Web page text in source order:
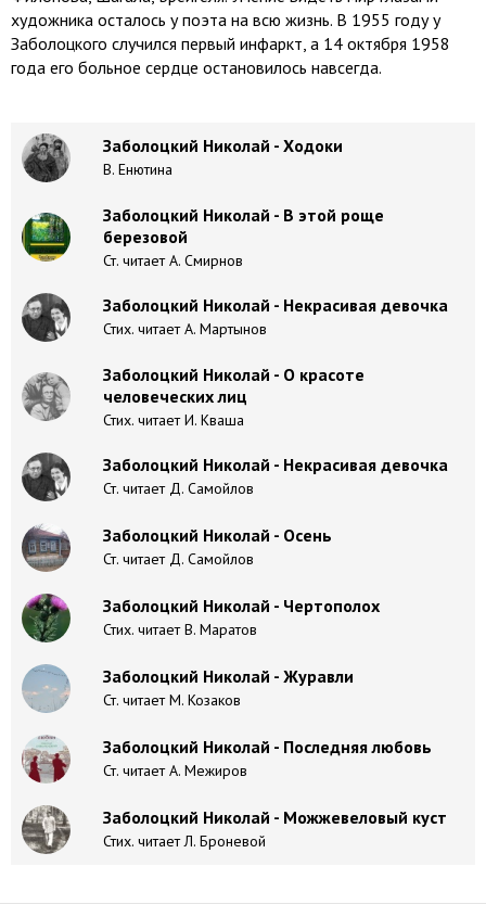
художника осталось у поэта на всю жизнь. В 1955 году у
Заболоцкого случился первый инфаркт, а 14 октября 1958
года его больное сердце остановилось навсегда.
Заболоцкий Николай - Ходоки
В. Енютина
Заболоцкий Николай - В этой роще
березовой
Ст. читает А. Смирнов
Заболоцкий Николай - Некрасивая девочка
Стих. читает А. Мартынов
Заболоцкий Николай - О красоте
человеческих лиц
Стих. читает И. Кваша
Заболоцкий Николай - Некрасивая девочка
Ст. читает Д. Самойлов
Заболоцкий Николай - Осень
Ст. читает Д. Самойлов
Заболоцкий Николай - Чертополох
Стих. читает В. Маратов
Заболоцкий Николай - Журавли
Ст. читает М. Козаков
Заболоцкий Николай - Последняя любовь
Ст. читает А. Межиров
Заболоцкий Николай - Можжевеловый куст
Стих. читает Л. Броневой